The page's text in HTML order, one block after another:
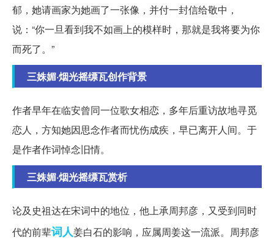
郁，她请画家为她画了一张像，并付一封信给敬中，
说：“你一旦看到我不如画上的模样时，那就是我将要为你
而死了。”
三姝媚·烟光摇缥瓦创作背景
作者早年在临安曾同一位歌女相恋，多年后重访故地寻觅
恋人，方知她因思念作者而忧伤成疾，早已离开人间。于
是作者作词悼念旧情。
三姝媚·烟光摇缥瓦赏析
论及史祖达在宋词中的地位，他上承周邦彦，又受到同时
代的前辈词人姜白石的影响，应属周姜这一流派。周邦彦